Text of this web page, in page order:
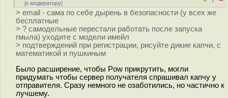
[к модератору]
> email - сама по себе дырень в безопасности (у всех же
бесплатные
> ? самодельные перестали работать после запуска
гмыла) уходите с модели имейл
> подтверждений при регистрации, рисуйте дикие капчи, с
математикой и пушкиным
Было расширение, чтобы Pow прикрутить, могли
придумать чтобы сервер получателя спрашивал капчу у
отправителя. Сразу немного не озаботились, но частично к
лучшему.